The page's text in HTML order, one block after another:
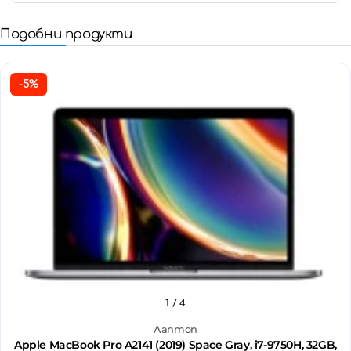
Подобни продукти
-5%
Лаптоп
Apple MacBook Pro A2141 (2019) Space Gray, i7-9750H, 32GB,
1 / 4